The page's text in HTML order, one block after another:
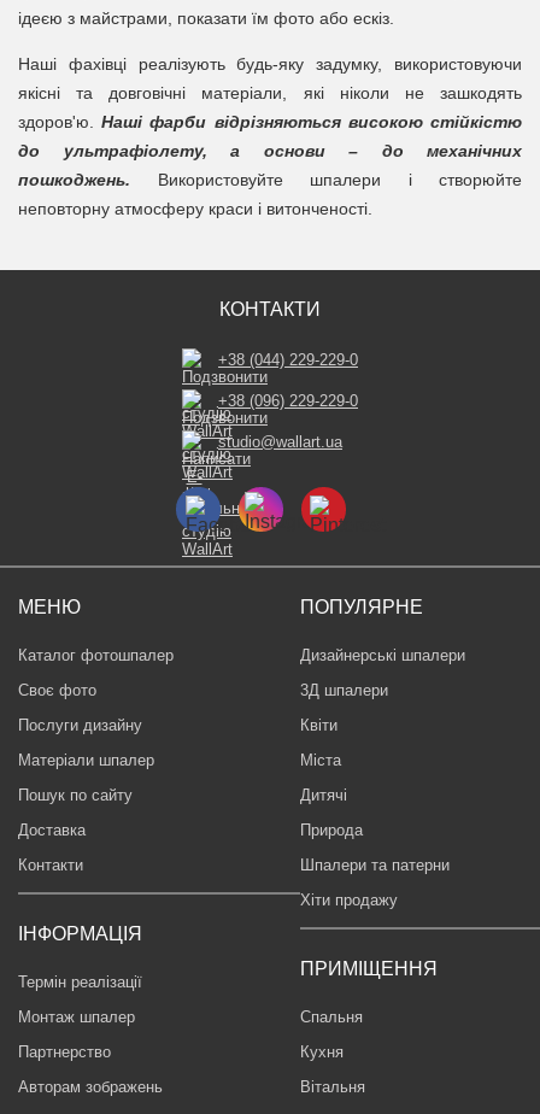
ідеєю з майстрами, показати їм фото або ескіз.
Наші фахівці реалізують будь-яку задумку, використовуючи
якісні та довговічні матеріали, які ніколи не зашкодять
здоров'ю.
Наші фарби відрізняються високою стійкістю
до ультрафіолету, а основи – до механічних
пошкоджень. Використовуйте шпалери і створюйте
неповторну атмосферу краси і витонченості.
МЕНЮ
Каталог фотошпалер
Своє фото
Послуги дизайну
Матеріали шпалер
Пошук по сайту
Доставка
Контакти
ІНФОРМАЦІЯ
Термін реалізації
Монтаж шпалер
Партнерство
Авторам зображень
ПОПУЛЯРНЕ
Дизайнерські шпалери
3Д шпалери
Квіти
Міста
Дитячі
Природа
Шпалери та патерни
Хіти продажу
ПРИМІЩЕННЯ
Спальня
Кухня
Вітальня
КОНТАКТИ
+38 (044) 229-229-0
+38 (096) 229-229-0
studio@wallart.ua